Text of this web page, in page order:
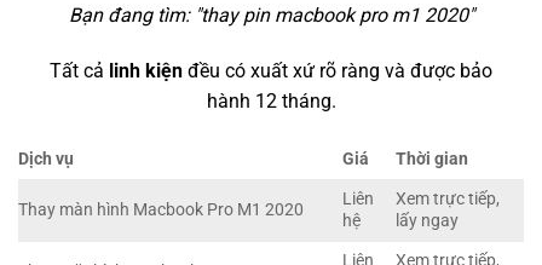
Bạn đang tìm: "thay pin macbook pro m1 2020"
Tất cả linh kiện đều có xuất xứ rõ ràng và được bảo
hành 12 tháng.
Dịch vụ Giá Thời gian
Thay màn hình Macbook Pro M1 2020
Liên
hệ
Xem trực tiếp,
lấy ngay